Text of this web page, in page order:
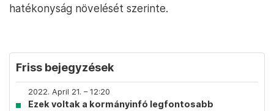
hatékonyság növelését szerinte.
Friss bejegyzések
2022. April 21. – 12:20
Ezek voltak a kormányinfó legfontosabb